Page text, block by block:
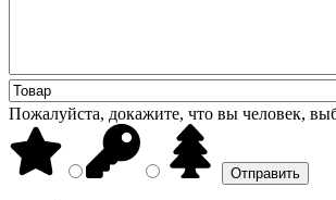
Пожалуйста, докажите, что вы человек,